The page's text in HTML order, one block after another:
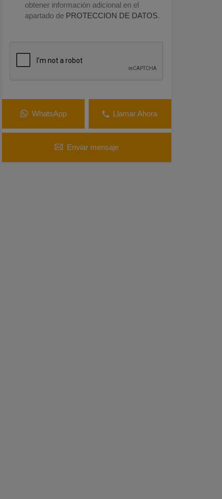
obtener información adicional en el
apartado de PROTECCION DE DATOS.
WhatsApp Llamar Ahora
Enviar mensaje